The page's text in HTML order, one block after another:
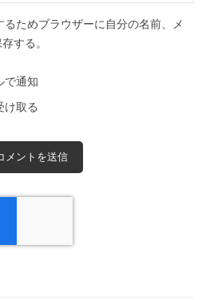
ためブラウザーに自分の名前、メ
する。
で通知
け取る